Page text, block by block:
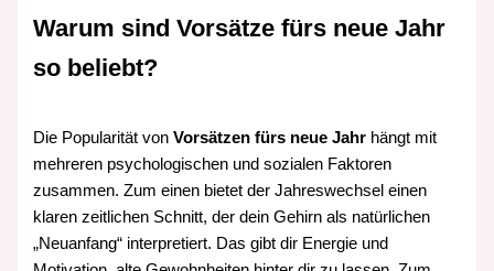
Warum sind Vorsätze fürs neue Jahr
so beliebt?
Die Popularität vonVorsätzen fürs neue Jahr hängt mit
mehreren psychologischen und sozialen Faktoren
zusammen. Zum einen bietet der Jahreswechsel einen
klaren zeitlichen Schnitt, der dein Gehirn als natürlichen
„Neuanfang“ interpretiert. Das gibt dir Energie und